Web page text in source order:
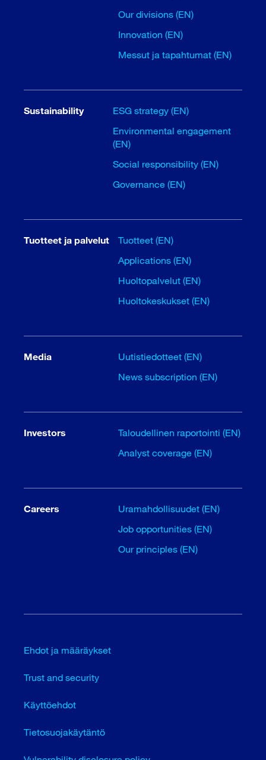
Our divisions (EN)
Innovation (EN)
Messut ja tapahtumat (EN)
Sustainability
ESG strategy (EN)
Environmental engagement
(EN)
Social responsibility (EN)
Governance (EN)
Tuotteet ja palvelut
Tuotteet (EN)
Applications (EN)
Huoltopalvelut (EN)
Huoltokeskukset (EN)
Media
Uutistiedotteet (EN)
News subscription (EN)
Investors
Taloudellinen raportointi (EN)
Analyst coverage (EN)
Careers
Uramahdollisuudet (EN)
Job opportunities (EN)
Our principles (EN)
Ehdot ja määräykset
Trust and security
Käyttöehdot
Tietosuojakäytäntö